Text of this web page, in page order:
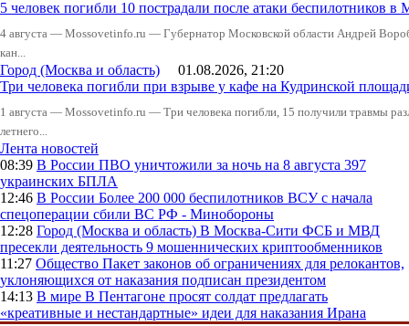
5 человек погибли 10 пострадали после атаки беспилотников в
4 августа — Mossovetinfo.ru — Губернатор Московской области Андрей
кан...
Город (Москва и область) 01.08.2026, 21:20
Три человека погибли при взрыве у кафе на Кудринской
1 августа — Mossovetinfo.ru — Три человека погибли, 15 получили травмы
летнего...
Лента новостей
08:39 В России ПВО уничтожили за ночь на 8 августа 397
украинских БПЛА
12:46 В России Более 200 000 беспилотников ВСУ с начала
спецоперации сбили ВС РФ - Минобороны
12:28 Город (Москва и область) В Москва-Сити ФСБ и МВД
пресекли деятельность 9 мошеннических криптообменников
11:27 Общество Пакет законов об ограничениях для релокантов,
уклоняющихся от наказания подписан президентом
14:13 В мире В Пентагоне просят солдат предлагать
«креативные и нестандартные» идеи для наказания Ирана